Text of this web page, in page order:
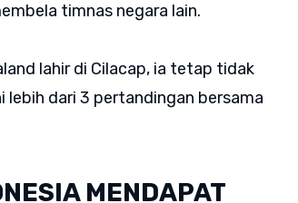
timnas negara lain.
lahir di Cilacap, ia tetap tidak
lebih dari 3 pertandingan bersama
MENDAPAT